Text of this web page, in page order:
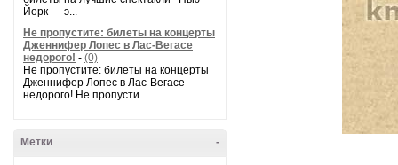
Йорк — э...
Не пропустите: билеты на концерты
Дженнифер Лопес в Лас-Вегасе
недорого! - (0)
Не пропустите: билеты на концерты
Дженнифер Лопес в Лас-Вегасе
недорого! Не пропусти...
-
Метки